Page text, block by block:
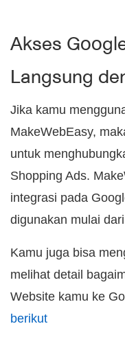
Akses
Langsung
Jika kamu
MakeWebEasy,
untuk
Shopping Ads.
integrasi pada
digunakan mulai
Kamu juga bisa
melihat detail
Website kamu ke
berikut